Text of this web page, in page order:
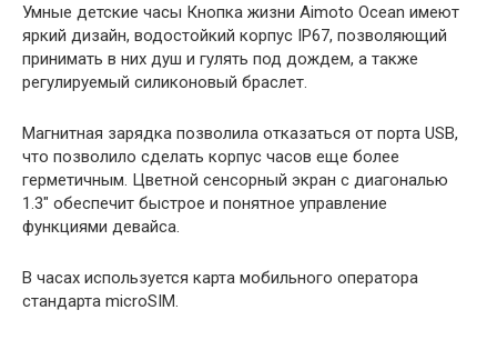
Умные детские часы Кнопка жизни Aimoto Ocean имеют
яркий дизайн, водостойкий корпус IP67, позволяющий
принимать в них душ и гулять под дождем, а также
регулируемый силиконовый браслет.
Магнитная зарядка позволила отказаться от порта USB,
что позволило сделать корпус часов еще более
герметичным. Цветной сенсорный экран с диагональю
1.3″ обеспечит быстрое и понятное управление
функциями девайса.
В часах используется карта мобильного оператора
стандарта microSIM.